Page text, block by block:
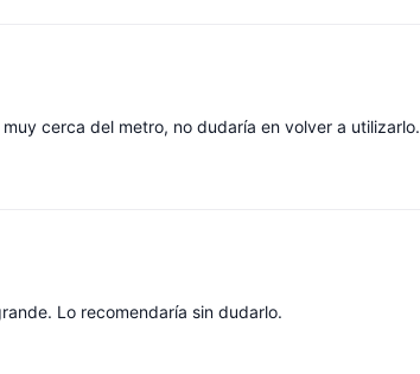
cerca del metro, no dudaría en volver a utilizarlo.
Lo recomendaría sin dudarlo.